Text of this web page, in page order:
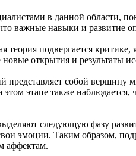
в данной области,
важные навыки и развитие
подвергается критике,
открытия и результаты
собой вершину
этом этапе также
следующую фазу
эмоции. Таким образом,
аффектам.